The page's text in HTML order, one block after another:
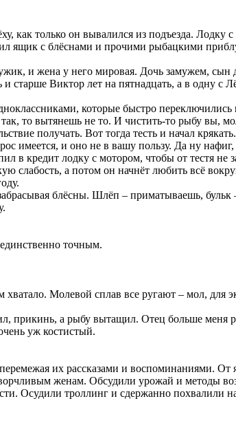
только он вывалился из подъезда. Лодку
ящик с блёснами и прочими рыбацкими
и жена у него мировая. Дочь замужем, сын
Виктор лет на пятнадцать, а в одну с
которые быстро
то вытянешь не то. И чистить-то рыбу вы,
получать. Вот тогда тесть и начал
имеется, и оно не в вашу пользу. Да ну
в кредит лодку с мотором, чтобы от тестя не
слабость, а потом он начнёт любить всё
блёсны. Шлёп – приматываешь,
точным.
Молевой сплав все ругают – мол, для
прикинь, а рыбу вытащил. Отец больше меня
уж костистый.
их рассказами и воспоминаниями. От
женам. Обсудили урожай и методы
Осудили троллинг и сдержанно похвалили